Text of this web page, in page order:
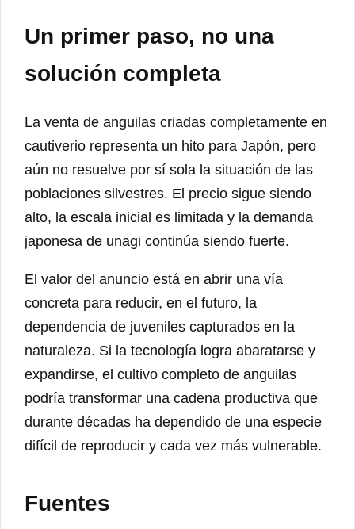
Un primer paso, no una
solución completa
La venta de anguilas criadas completamente en
cautiverio representa un hito para Japón, pero
aún no resuelve por sí sola la situación de las
poblaciones silvestres. El precio sigue siendo
alto, la escala inicial es limitada y la demanda
japonesa de unagi continúa siendo fuerte.
El valor del anuncio está en abrir una vía
concreta para reducir, en el futuro, la
dependencia de juveniles capturados en la
naturaleza. Si la tecnología logra abaratarse y
expandirse, el cultivo completo de anguilas
podría transformar una cadena productiva que
durante décadas ha dependido de una especie
difícil de reproducir y cada vez más vulnerable.
Fuentes